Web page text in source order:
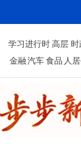
学习进行时高层
金融汽车食品 人